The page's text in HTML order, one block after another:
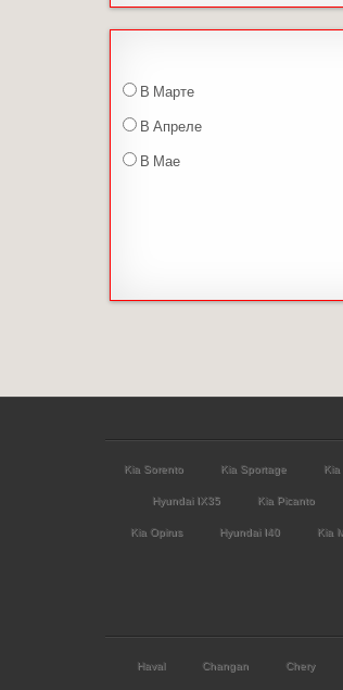
В Марте
В Апреле
В Мае
Kia Sorento Kia Sportage Kia
Hyundai IX35 Kia Picanto
Kia Opirus Hyundai I40 Kia
Haval Changan Chery